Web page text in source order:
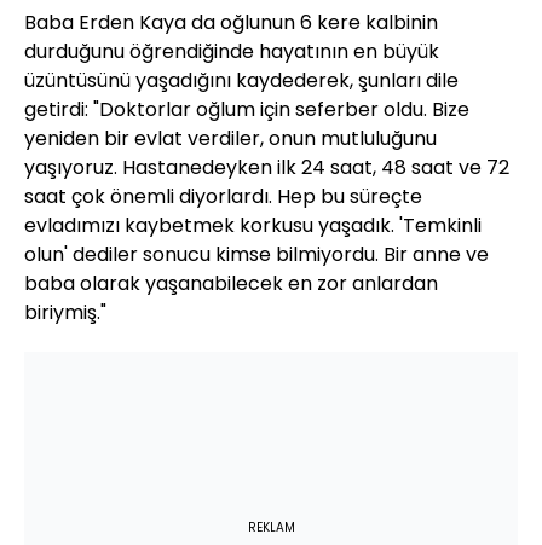
Baba Erden Kaya da oğlunun 6 kere kalbinin
durduğunu öğrendiğinde hayatının en büyük
üzüntüsünü yaşadığını kaydederek, şunları dile
getirdi: "Doktorlar oğlum için seferber oldu. Bize
yeniden bir evlat verdiler, onun mutluluğunu
yaşıyoruz. Hastanedeyken ilk 24 saat, 48 saat ve 72
saat çok önemli diyorlardı. Hep bu süreçte
evladımızı kaybetmek korkusu yaşadık. 'Temkinli
olun' dediler sonucu kimse bilmiyordu. Bir anne ve
baba olarak yaşanabilecek en zor anlardan
biriymiş."
REKLAM